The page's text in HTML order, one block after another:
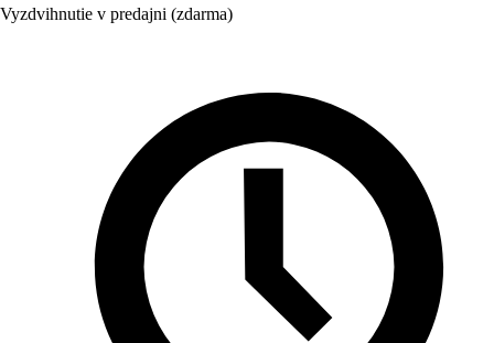
Vyzdvihnutie v predajni (zdarma)